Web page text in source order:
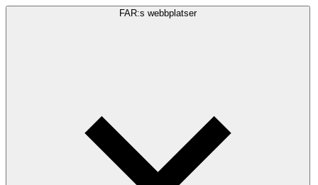
FAR:s webbplatser